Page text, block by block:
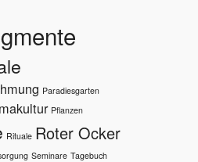
Paradiesgarten
Pflanzen
Rituale Roter Ocker
Seminare Tagebuch